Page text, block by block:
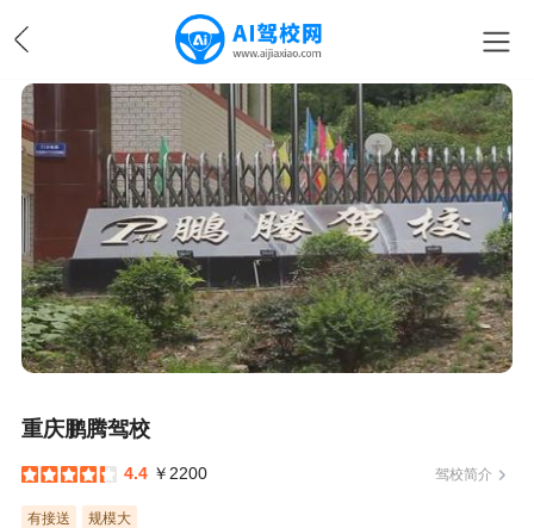
重庆鹏腾驾校
4.4 ￥2200 驾校简介
有接送 规模大